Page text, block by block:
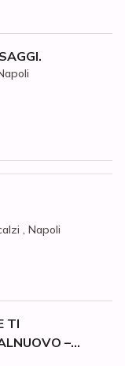
, Napoli
TI
–